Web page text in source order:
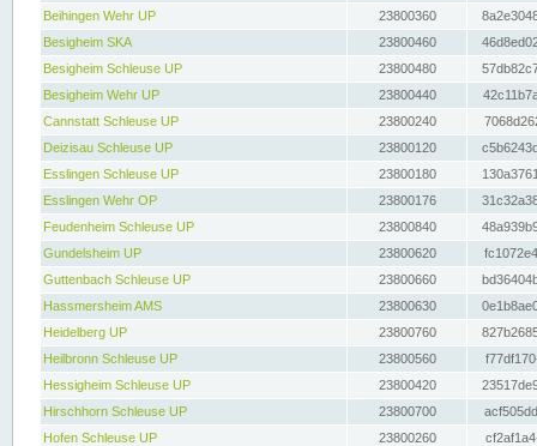
Beihingen Wehr UP
23800360
Besigheim SKA
23800460
Besigheim Schleuse UP
23800480
Besigheim Wehr UP
23800440
Cannstatt Schleuse UP
23800240
Deizisau Schleuse UP
23800120
Esslingen Schleuse UP
23800180
Esslingen Wehr OP
23800176
Feudenheim Schleuse UP
23800840
Gundelsheim UP
23800620
Guttenbach Schleuse UP
23800660
Hassmersheim AMS
23800630
Heidelberg UP
23800760
Heilbronn Schleuse UP
23800560
Hessigheim Schleuse UP
23800420
Hirschhorn Schleuse UP
23800700
Hofen Schleuse UP
23800260